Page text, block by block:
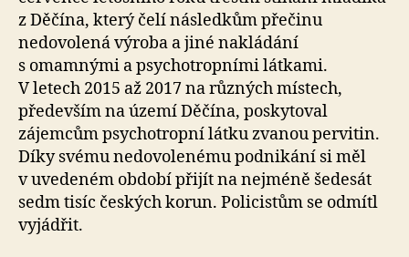
z Děčína, který čelí následkům přečinu
nedovolená výroba a jiné nakládání
s omamnými a psychotropními látkami.
V letech 2015 až 2017 na různých místech,
především na území Děčína, poskytoval
zájemcům psychotropní látku zvanou pervitin.
Díky svému nedovolenému podnikání si měl
v uvedeném období přijít na nejméně šedesát
sedm tisíc českých korun. Policistům se odmítl
vyjádřit.